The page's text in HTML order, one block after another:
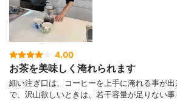
4.00
お茶を美味しく淹れられます
細い注ぎ口は、コーヒーを上手に淹れる事が
で、沢山欲しいときは、若干容量が足りない